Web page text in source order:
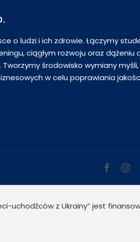
o ludzi i ich zdrowie. Łączymy
ciągłym rozwoju oraz dążeniu
środowisko wymiany myśli,
w celu poprawiania
uchodźców z Ukrainy” jest